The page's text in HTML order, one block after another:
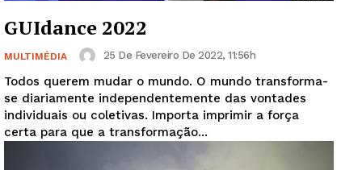
GUIdance 2022
MULTIMÉDIA 25 De Fevereiro De 2022, 11:56h
Todos querem mudar o mundo. O mundo transforma-
se diariamente independentemente das vontades
individuais ou coletivas. Importa imprimir a força
certa para que a transformação...